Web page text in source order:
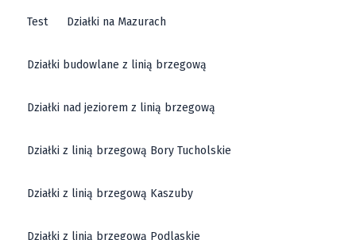
Test Działki na Mazurach
Działki budowlane z linią brzegową
Działki nad jeziorem z linią brzegową
Działki z linią brzegową Bory Tucholskie
Działki z linią brzegową Kaszuby
Działki z linią brzegową Podlaskie